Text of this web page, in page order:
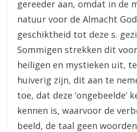
gereeder aan, omdat in de
natuur voor de Almacht
geschiktheid tot deze s.
Sommigen strekken dit
heiligen en mystieken uit,
huiverig zijn, dit aan te
toe, dat deze ‘ongebeelde’
kennen is, waarvoor de
beeld, de taal geen